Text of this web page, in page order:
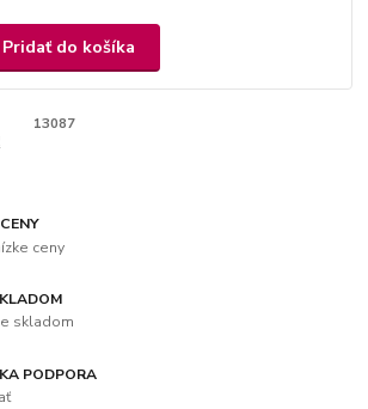
Pridať do košíka
13087
ceny
skladom
PODPORA